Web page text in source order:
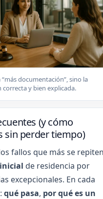
“más documentación”, sino la
y bien explicada.
(y cómo
sin perder tiempo)
fallos que más se
de residencia por
excepcionales. En cada
qué pasa, por qué es un